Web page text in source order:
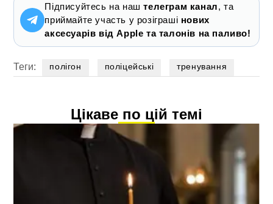
Підписуйтесь на наштелеграм канал, та
приймайте участь у розіграші нових
аксесуарів від Apple та талонів на паливо!
Теги: полігон поліцейські тренування
Цікаве по цій темі